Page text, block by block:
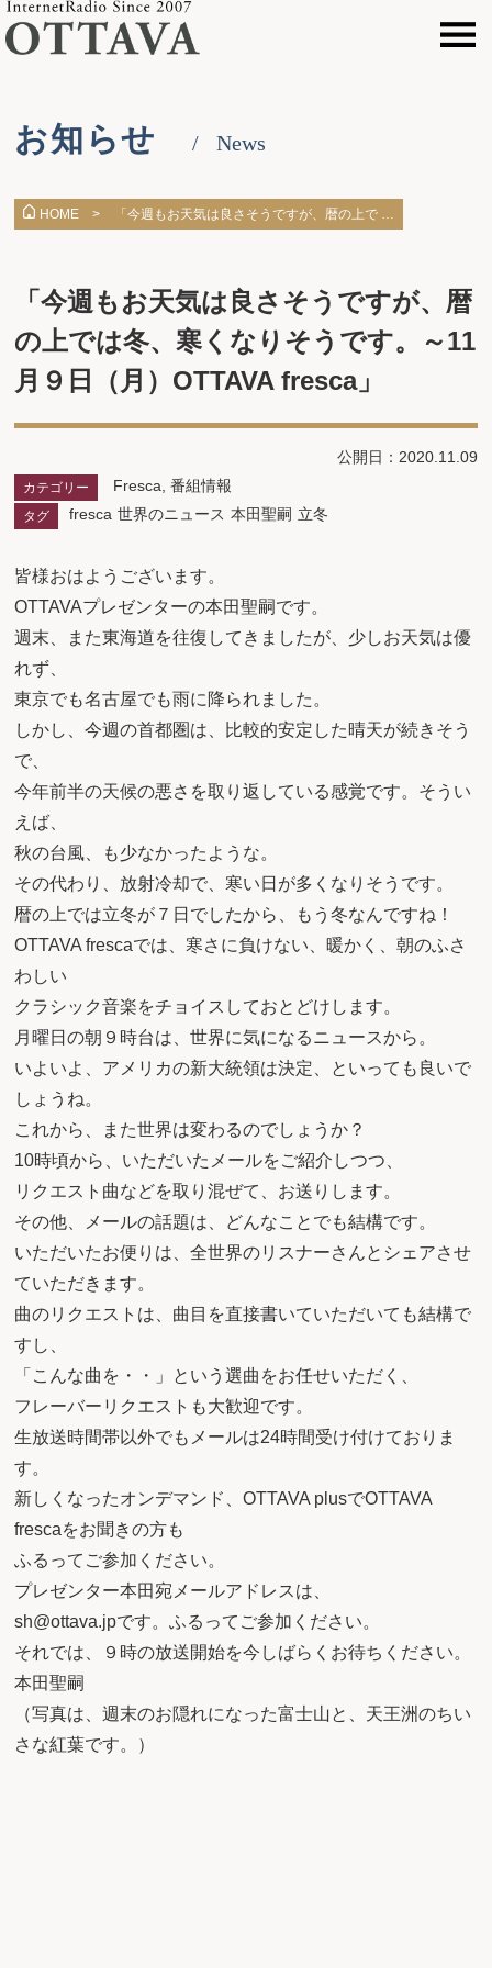
お知らせ News
HOME > 「今週もお天気は良さそうですが、暦の上で …
「今週もお天気は良さそうですが、暦
の上では冬、寒くなりそうです。～11
月９日（月）OTTAVA fresca」
公開日：2020.11.09
カテゴリー Fresca ,番組情報
タグ fresca 世界のニュース 本田聖嗣 立冬
皆様おはようございます。
OTTAVAプレゼンターの本田聖嗣です。
週末、また東海道を往復してきましたが、少しお天気は優
れず、
東京でも名古屋でも雨に降られました。
しかし、今週の首都圏は、比較的安定した晴天が続きそう
で、
今年前半の天候の悪さを取り返している感覚です。そうい
えば、
秋の台風、も少なかったような。
その代わり、放射冷却で、寒い日が多くなりそうです。
暦の上では立冬が７日でしたから、もう冬なんですね！
OTTAVA frescaでは、寒さに負けない、暖かく、朝のふさ
わしい
クラシック音楽をチョイスしておとどけします。
月曜日の朝９時台は、世界に気になるニュースから。
いよいよ、アメリカの新大統領は決定、といっても良いで
しょうね。
これから、また世界は変わるのでしょうか？
10時頃から、いただいたメールをご紹介しつつ、
リクエスト曲などを取り混ぜて、お送りします。
その他、メールの話題は、どんなことでも結構です。
いただいたお便りは、全世界のリスナーさんとシェアさせ
ていただきます。
曲のリクエストは、曲目を直接書いていただいても結構で
すし、
「こんな曲を・・」という選曲をお任せいただく、
フレーバーリクエストも大歓迎です。
生放送時間帯以外でもメールは24時間受け付けておりま
す。
新しくなったオンデマンド、OTTAVA plusでOTTAVA
frescaをお聞きの方も
ふるってご参加ください。
プレゼンター本田宛メールアドレスは、
sh@ottava.jpです。ふるってご参加ください。
それでは、９時の放送開始を今しばらくお待ちください。
本田聖嗣
（写真は、週末のお隠れになった富士山と、天王洲のちい
さな紅葉です。）